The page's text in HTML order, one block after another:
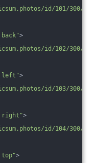
id/101/300/
>
id/102/300/
left">
id/103/300/
right">
id/104/300/
top">